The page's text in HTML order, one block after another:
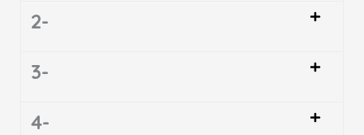
2-
3-
4-